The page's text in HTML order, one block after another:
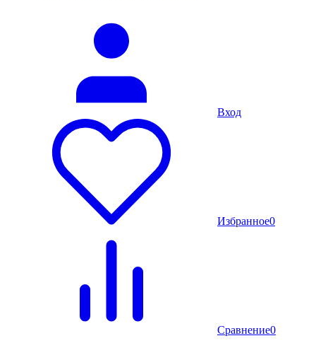
Вход
Избранное0
Сравнение0